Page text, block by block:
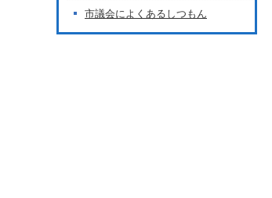
市議会によくあるしつもん